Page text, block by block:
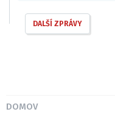
DALŠÍ ZPRÁVY
DOMOV